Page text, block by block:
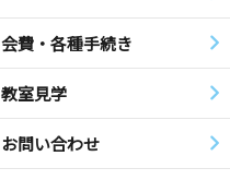
会費・各種手続き
教室見学
お問い合わせ